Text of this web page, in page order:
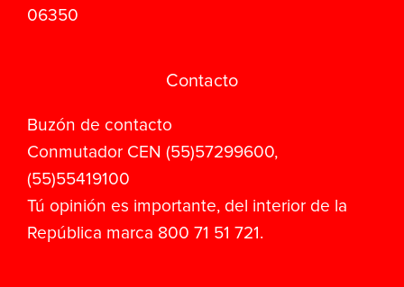
06350
Contacto
Buzón de contacto
Conmutador CEN (55)57299600,
(55)55419100
Tú opinión es importante, del interior de la
República marca 800 71 51 721.